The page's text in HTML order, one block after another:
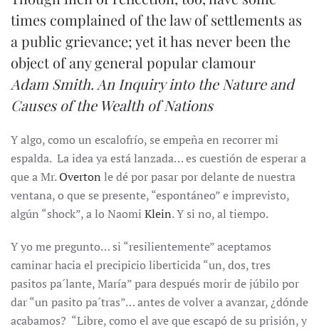
times complained of the law of settlements as
a public grievance; yet it has never been the
object of any general popular clamour
Adam Smith. An Inquiry into the Nature and
Causes of the Wealth of Nations
Y algo, como un escalofrío, se empeña en recorrer mi
espalda. La idea ya está lanzada… es cuestión de esperar a
que a Mr.Overton le dé por pasar por delante de nuestra
ventana, o que se presente, “espontáneo” e imprevisto,
algún “shock”, a lo Naomi Klein. Y si no, al tiempo.
Y yo me pregunto… si “resilientemente” aceptamos
caminar hacia el precipicio liberticida “un, dos, tres
pasitos pa´lante, María” para después morir de júbilo por
dar “un pasito pa´tras”… antes de volver a avanzar, ¿dónde
acabamos? “Libre, como el ave que escapó de su prisión, y